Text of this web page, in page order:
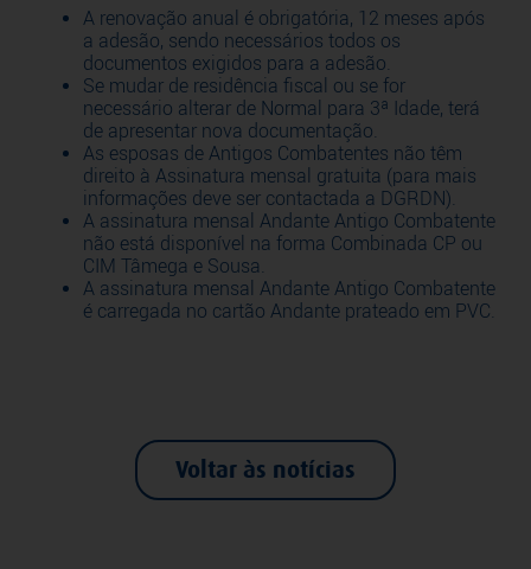
A renovação anual é obrigatória, 12 meses após
a adesão, sendo necessários todos os
documentos exigidos para a adesão.
Se mudar de residência fiscal ou se for
necessário alterar de Normal para 3ª Idade, terá
de apresentar nova documentação.
As esposas de Antigos Combatentes não têm
direito à Assinatura mensal gratuita (para mais
informações deve ser contactada a DGRDN).
A assinatura mensal Andante Antigo Combatente
não está disponível na forma Combinada CP ou
CIM Tâmega e Sousa.
A assinatura mensal Andante Antigo Combatente
é carregada no cartão Andante prateado em PVC.
Voltar às notícias